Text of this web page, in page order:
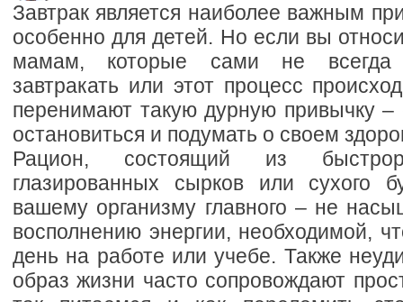
Завтрак является наиболее важным
особенно для детей. Но если вы
мамам, которые сами не всегда
завтракать или этот процесс
перенимают такую дурную привычку
остановиться и подумать о своем
Рацион, состоящий из
глазированных сырков или сухого
вашему организму главного – не
восполнению энергии, необходимой,
день на работе или учебе. Также
образ жизни часто сопровождают